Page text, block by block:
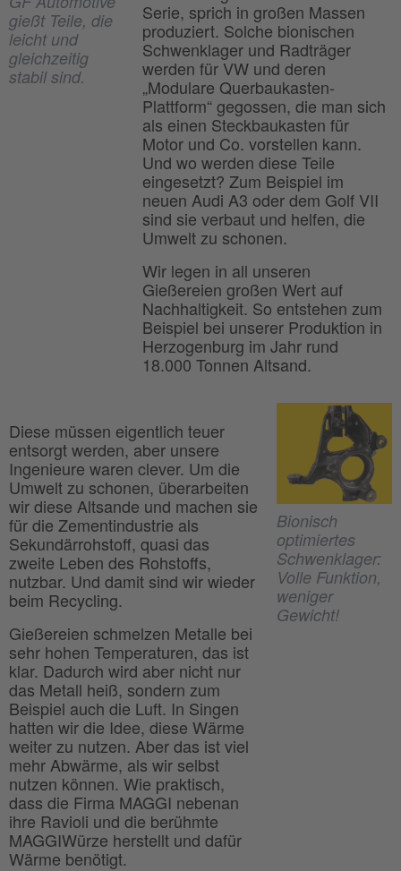
gießt Teile, die
leicht und
gleichzeitig
stabil sind.
Serie, sprich in großen Massen
produziert. Solche bionischen
Schwenklager und Radträger
werden für VW und deren
„Modulare Querbaukasten-
Plattform“ gegossen, die man sich
als einen Steckbaukasten für
Motor und Co. vorstellen kann.
Und wo werden diese Teile
eingesetzt? Zum Beispiel im
neuen Audi A3 oder dem Golf VII
sind sie verbaut und helfen, die
Umwelt zu schonen.
Wir legen in all unseren
Gießereien großen Wert auf
Nachhaltigkeit. So entstehen zum
Beispiel bei unserer Produktion in
Herzogenburg im Jahr rund
18.000 Tonnen Altsand.
Diese müssen eigentlich teuer
entsorgt werden, aber unsere
Ingenieure waren clever. Um die
Umwelt zu schonen, überarbeiten
wir diese Altsande und machen sie
für die Zementindustrie als
Sekundärrohstoff, quasi das
zweite Leben des Rohstoffs,
nutzbar. Und damit sind wir wieder
beim Recycling.
Gießereien schmelzen Metalle bei
sehr hohen Temperaturen, das ist
klar. Dadurch wird aber nicht nur
das Metall heiß, sondern zum
Beispiel auch die Luft. In Singen
hatten wir die Idee, diese Wärme
weiter zu nutzen. Aber das ist viel
mehr Abwärme, als wir selbst
nutzen können. Wie praktisch,
dass die Firma MAGGI nebenan
ihre Ravioli und die berühmte
MAGGIWürze herstellt und dafür
Wärme benötigt.
Bionisch
optimiertes
Schwenklager:
Volle Funktion,
weniger
Gewicht!